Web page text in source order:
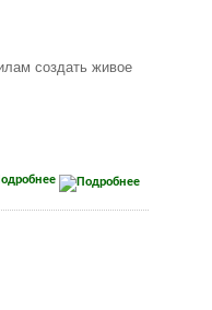
создать живое